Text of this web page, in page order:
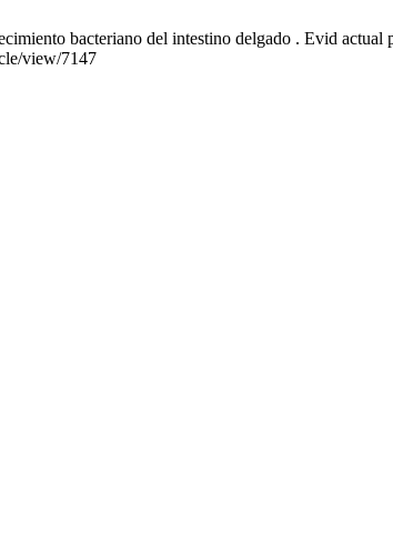
bacteriano del intestino delgado . Evid
view/7147